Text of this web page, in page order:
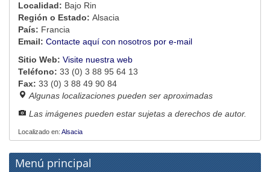
Localidad: Bajo Rin
Región o Estado: Alsacia
País: Francia
Email: Contacte aquí con nosotros por e-mail
Sitio Web: Visite nuestra web
Teléfono: 33 (0) 3 88 95 64 13
Fax: 33 (0) 3 88 49 90 84
Algunas localizaciones pueden ser aproximadas
Las imágenes pueden estar sujetas a derechos de autor.
Localizado en: Alsacia
Menú principal